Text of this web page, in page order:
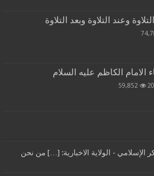
وعند التلاوة وبعد التلاوة
الامام الكاظم عليه السلام
59,852
الإسلامي - الولاية الاخبارية: […] من نحن